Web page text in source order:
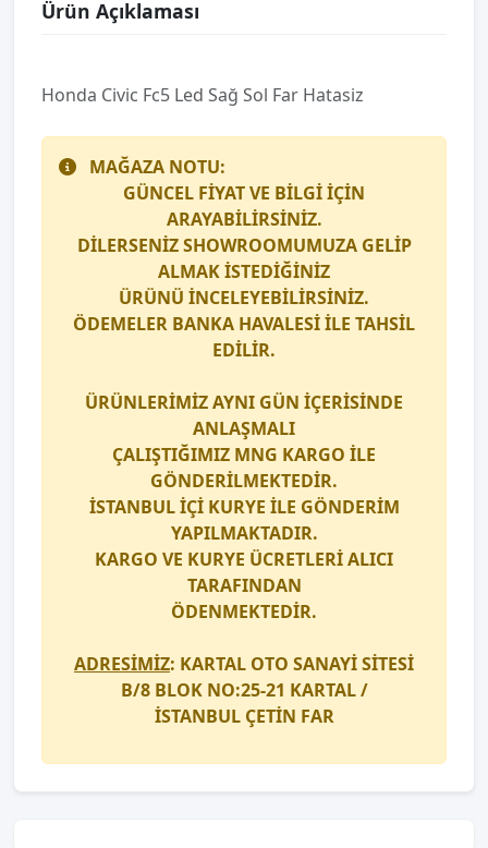
Ürün Açıklaması
Honda Civic Fc5 Led Sağ Sol Far Hatasiz
MAĞAZA NOTU:
GÜNCEL FİYAT VE BİLGİ İÇİN
ARAYABİLİRSİNİZ.
DİLERSENİZ SHOWROOMUMUZA GELİP
ALMAK İSTEDİĞİNİZ
ÜRÜNÜ İNCELEYEBİLİRSİNİZ.
ÖDEMELER BANKA HAVALESİ İLE TAHSİL
EDİLİR.
ÜRÜNLERİMİZ AYNI GÜN İÇERİSİNDE
ANLAŞMALI
ÇALIŞTIĞIMIZ MNG KARGO İLE
GÖNDERİLMEKTEDİR.
İSTANBUL İÇİ KURYE İLE GÖNDERİM
YAPILMAKTADIR.
KARGO VE KURYE ÜCRETLERİ ALICI
TARAFINDAN
ÖDENMEKTEDİR.
ADRESİMİZ: KARTAL OTO SANAYİ SİTESİ
B/8 BLOK NO:25-21 KARTAL /
İSTANBUL ÇETİN FAR